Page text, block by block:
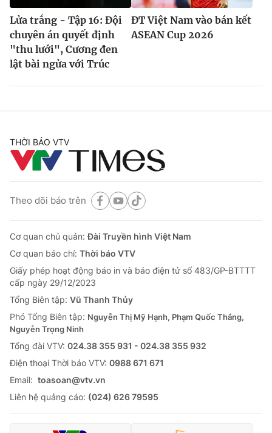
Lửa trắng - Tập 16: Đội
chuyên án quyết định
"thu lưới", Cương đen
lật bài ngửa với Trúc
ĐT Việt Nam vào bán kết
ASEAN Cup 2026
THỜI BÁO VTV
Theo dõi báo trên
Cơ quan chủ quản:Đài Truyền hình Việt Nam
Cơ quan báo chí: Thời báo VTV
Giấy phép hoạt động báo in và báo điện tử số 483/GP-BTTTT
cấp ngày 29/12/2023
Tổng Biên tập: Vũ Thanh Thủy
Phó Tổng Biên tập: Nguyễn Thị Mỹ Hạnh, Phạm Quốc Thắng,
Nguyễn Trọng Ninh
Tổng đài VTV: 024.38 355 931 - 024.38 355 932
Ðiện thoại Thời báo VTV: 0988 671 671
Email: toasoan@vtv.vn
Liên hệ quảng cáo: (024) 626 79595